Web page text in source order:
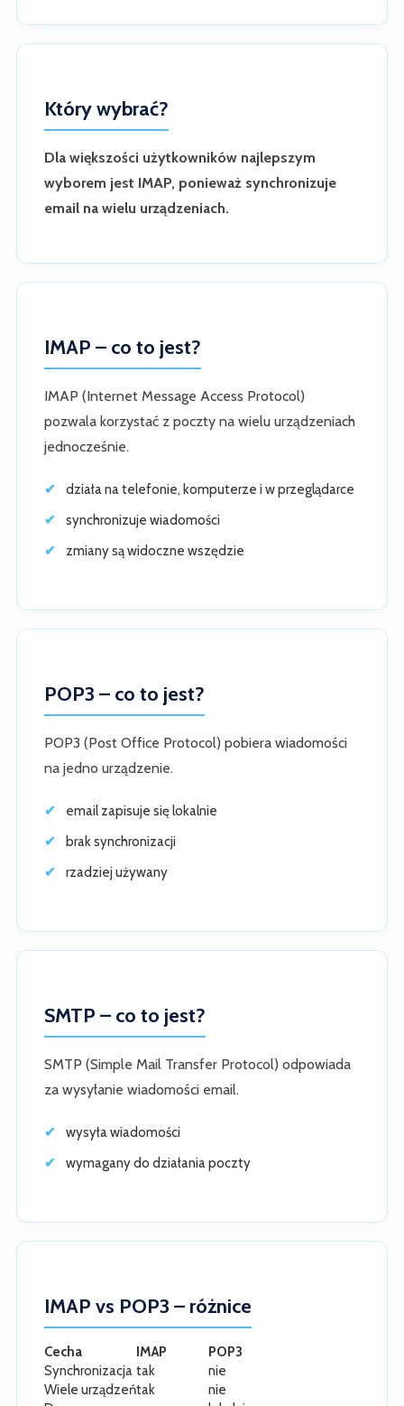
Który wybrać?
Dla większości użytkowników najlepszym
wyborem jest IMAP, ponieważ synchronizuje
email na wielu urządzeniach.
IMAP – co to jest?
IMAP (Internet Message Access Protocol)
pozwala korzystać z poczty na wielu urządzeniach
jednocześnie.
działa na telefonie, komputerze i w przeglądarce
synchronizuje wiadomości
zmiany są widoczne wszędzie
POP3 – co to jest?
POP3 (Post Office Protocol) pobiera wiadomości
na jedno urządzenie.
email zapisuje się lokalnie
brak synchronizacji
rzadziej używany
SMTP – co to jest?
SMTP (Simple Mail Transfer Protocol) odpowiada
za wysyłanie wiadomości email.
wysyła wiadomości
wymagany do działania poczty
IMAP vs POP3 – różnice
Cecha IMAP
POP3
Synchronizacja tak
nie
Wiele urządzeńtak
nie